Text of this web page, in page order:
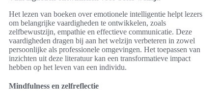
Het lezen van boeken over emotionele intelligentie helpt lezers
om belangrijke vaardigheden te ontwikkelen, zoals
zelfbewustzijn, empathie en effectieve communicatie. Deze
vaardigheden dragen bij aan het welzijn verbeteren in zowel
persoonlijke als professionele omgevingen. Het toepassen van
inzichten uit deze literatuur kan een transformatieve impact
hebben op het leven van een individu.
Mindfulness en zelfreflectie